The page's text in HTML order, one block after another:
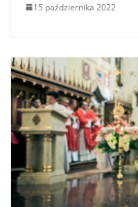
15 października 2022